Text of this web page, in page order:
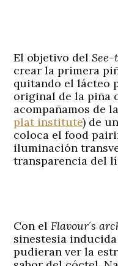
El objetivo del
crear la primera
quitando el lácteo
original de la piña
acompañamos de
plat institute) de
coloca el food
iluminación
transparencia del
Con el Flavour´s
sinestesia
pudieran ver la